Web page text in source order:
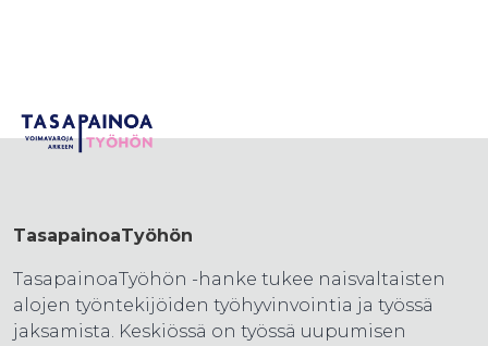
TasapainoaTyöhön
TasapainoaTyöhön -hanke tukee naisvaltaisten
alojen työntekijöiden työhyvinvointia ja työssä
jaksamista. Keskiössä on työssä uupumisen